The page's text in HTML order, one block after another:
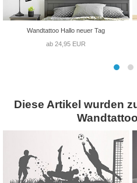
Wandtattoo Hallo neuer Tag
ab 24,95 EUR
Diese Artikel wurden